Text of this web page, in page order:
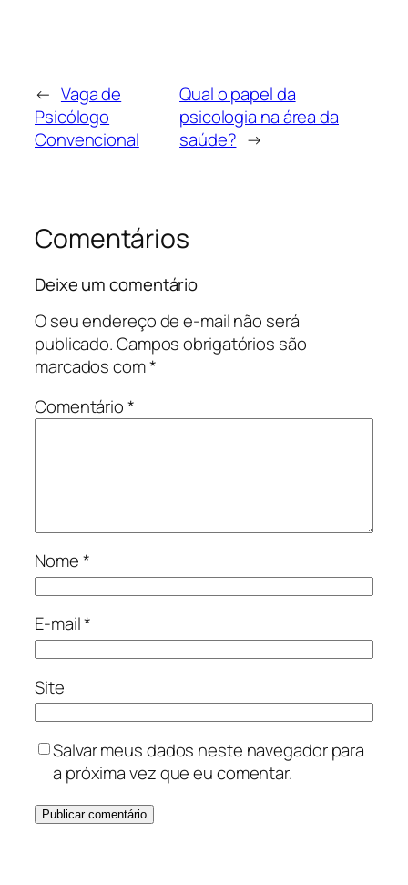
← Vaga de
Psicólogo
Convencional
Qual o papel da
psicologia na área da
saúde? →
Comentários
Deixe um comentário
O seu endereço de e-mail não será
publicado.Campos obrigatórios são
marcados com*
Comentário*
Nome*
E-mail*
Site
Salvar meus dados neste navegador para
a próxima vez que eu comentar.